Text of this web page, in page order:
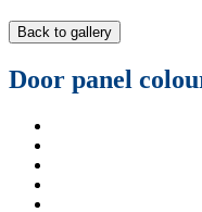
Back to gallery
Door panel